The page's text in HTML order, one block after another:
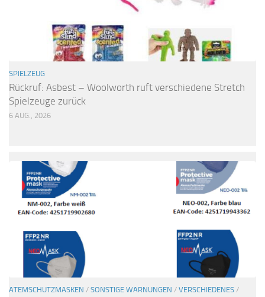
SPIELZEUG
Rückruf: Asbest – Woolworth ruft verschiedene Stretch
Spielzeuge zurück
6 AUG., 2026
ATEMSCHUTZMASKEN / SONSTIGE WARNUNGEN / VERSCHIEDENES /